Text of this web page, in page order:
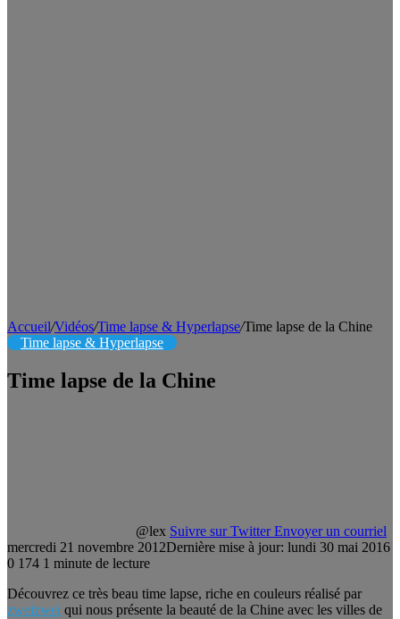
Accueil/Vidéos/Time lapse & Hyperlapse/Time lapse de la Chine
Time lapse & Hyperlapse
Time lapse de la Chine
@lex Suivre sur Twitter Envoyer un courriel
mercredi 21 novembre 2012Dernière mise à jour: lundi 30 mai 2016
0 174 1 minute de lecture
Découvrez ce très beau time lapse, riche en couleurs réalisé par
zweizwei qui nous présente la beauté de la Chine avec les villes de